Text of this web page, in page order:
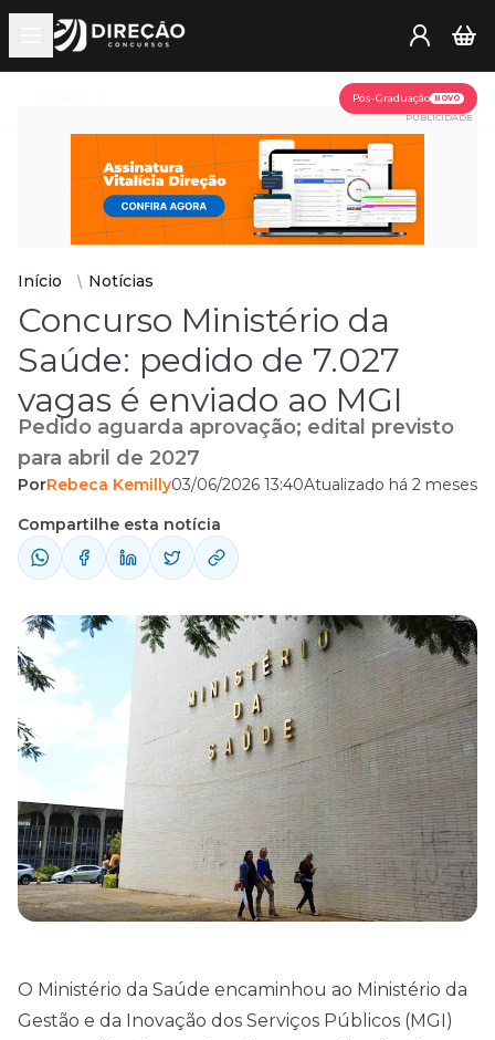
Open main menu
Pós-Graduação NOVO
PUBLICIDADE
Início Notícias
Concurso Ministério da
Saúde: pedido de 7.027
vagas é enviado ao MGI
Pedido aguarda aprovação; edital previsto
para abril de 2027
PorRebeca Kemilly03/06/2026 13:40Atualizado há 2 meses
Compartilhe esta notícia
O Ministério da Saúde encaminhou ao Ministério da
Gestão e da Inovação dos Serviços Públicos (MGI)